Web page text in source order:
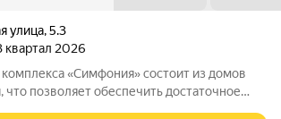
улица,5.3
квартал 2026
«Симфония» состоит из домов
что позволяет обеспечить достаточное